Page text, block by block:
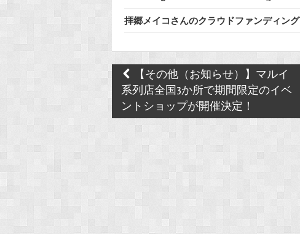
拝郷メイコさんのクラウドファンディン
Post
navigation
【その他（お知らせ）】マルイ
系列店全国3か所で期間限定のイベ
ントショップが開催決定！